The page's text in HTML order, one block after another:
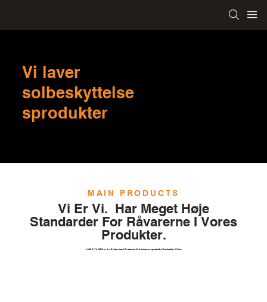
Vi laver
solbeskyttelse
sprodukter
MAIN PRODUCTS
Vi Er Vi. Har Meget Høje
Standarder For Råvarerne I Vores
Produkter.
EMG & YEMAG Er En Professionel Producent Af Solskærmsprodukter/solskodder I Kina.